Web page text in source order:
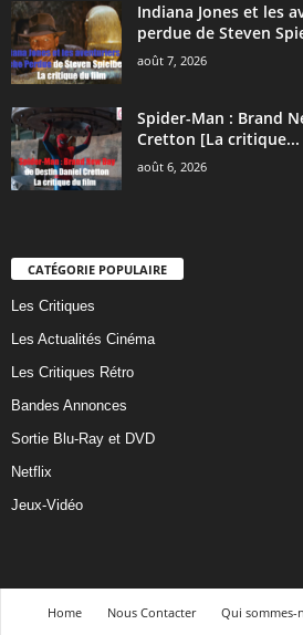
Indiana Jones et les
perdue de Steven
août 7, 2026
Spider-Man : Brand
Cretton [La critique...
août 6, 2026
CATÉGORIE POPULAIRE
Les Critiques
Les Actualités Cinéma
Les Critiques Rétro
Bandes Annonces
Sortie Blu-Ray et DVD
Netflix
Jeux-Vidéo
Home Nous Contacter Qui sommes-